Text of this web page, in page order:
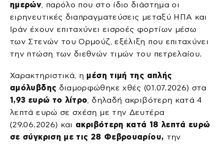
ημερών, παρόλο που στο ίδιο διάστημα οι
ειρηνευτικές διαπραγματεύσεις μεταξύ ΗΠΑ και
Ιράν έχουν επιταχύνει εισροές φορτίων μέσω
των Στενών του Ορμούζ, εξέλιξη που επιταχύνει
την πτώση των διεθνών τιμών του πετρελαίου.
Χαρακτηριστικά, η μέση τιμή της απλής
αμόλυβδης διαμορφώθηκε χθές (01.07.2026) στα
1,93 ευρώ το λίτρο, δηλαδή ακριβότερη κατά 4
λεπτά ευρώ σε σχέση με την Δευτέρα
(29.06.2026) και ακριβότερη κατά 18 λεπτά ευρώ
σε σύγκριση με τις 28 Φεβρουαρίου, την